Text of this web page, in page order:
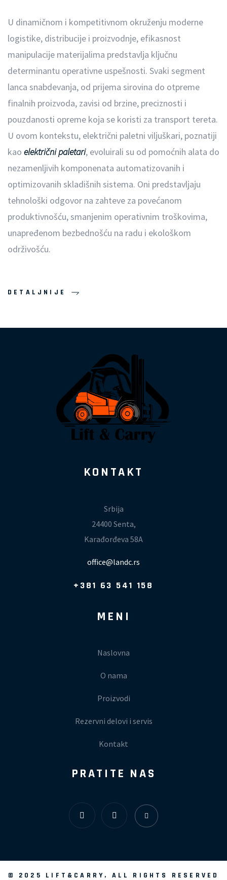
U dinamičnom i kompetitivnom okruženju moderne
logistike, distribucije i proizvodnje, efikasnost
manipulacije materijalima predstavlja ključnu
determinantu operativne uspešnosti. Svaki segment
lanca snabdevanja, od prijema sirovina do otpreme
finalnih proizvoda, zavisi od brzine, preciznosti i
pouzdanosti opreme koja se koristi za transport tereta.
U ovom kontekstu, električni paletni viljuškari, poznatiji
kao električni paletari, evoluirali su od pomoćnih alata do
nezamenljivih komponenata automatizovanih i
optimizovanih skladišnih sistema. Oni predstavljaju
tehnološki odgovor na zahteve za povećanom
produktivnošću, smanjenim operativnim troškovima,
unapređenom bezbednošću na radu i ekološkom
održivošću.
DETALJNIJE
KONTAKT
Srbija
24400 Senta,
Karađorđeva 58A
office@landc.rs
+381 63 541 158
MENI
Naslovna
O nama
Proizvodi
Rezervni delovi i servis
Kontakt
PRATITE NAS
© 2025 LIFT&CARRY, ALL RIGHTS RESERVED